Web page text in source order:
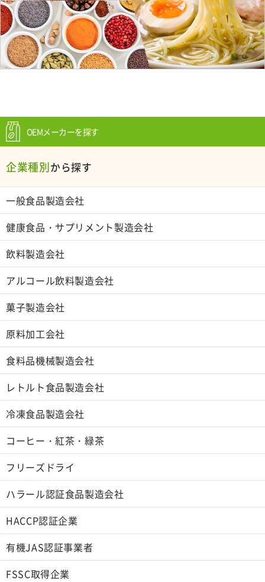
OEMメーカーを探す
企業種別から探す
一般食品製造会社
健康食品・サプリメント製造会社
飲料製造会社
アルコール飲料製造会社
菓子製造会社
原料加工会社
食料品機械製造会社
レトルト食品製造会社
冷凍食品製造会社
コーヒー・紅茶・緑茶
フリーズドライ
ハラール認証食品製造会社
HACCP認証企業
有機JAS認証事業者
FSSC取得企業